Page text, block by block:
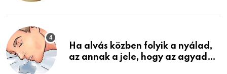
életemet
Ha alvás közben folyik a nyálad,
az annak a jele, hogy az agyad…